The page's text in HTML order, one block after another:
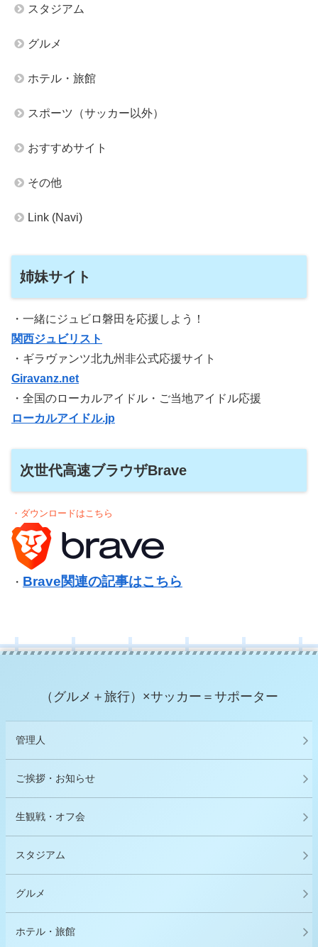
スタジアム
グルメ
ホテル・旅館
スポーツ（サッカー以外）
おすすめサイト
その他
Link (Navi)
姉妹サイト
・一緒にジュビロ磐田を応援しよう！
関西ジュビリスト
・ギラヴァンツ北九州非公式応援サイト
Giravanz.net
・全国のローカルアイドル・ご当地アイドル応援
ローカルアイドル.jp
次世代高速ブラウザBrave
・ダウンロードはこちら
・ Brave関連の記事はこちら
（グルメ＋旅行）×サッカー＝サポーター
管理人
ご挨拶・お知らせ
生観戦・オフ会
スタジアム
グルメ
ホテル・旅館